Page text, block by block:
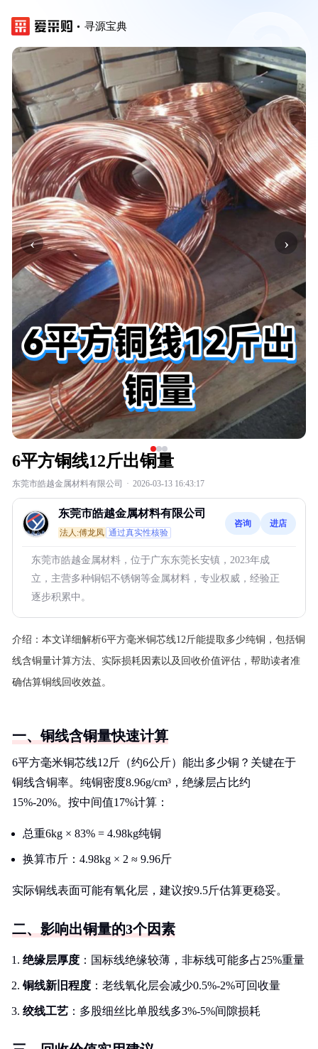
寻源宝典
‹ ›
6平方铜线12斤出铜量
东莞市皓越金属材料有限公司 · 2026-03-13 16:43:17
东莞市皓越金属材料有限公司
法人:傅龙凤 通过真实性核验
咨询 进店
东莞市皓越金属材料，位于广东东莞长安镇，2023年成
立，主营多种铜铝不锈钢等金属材料，专业权威，经验正
逐步积累中。
介绍： 本文详细解析6平方毫米铜芯线12斤能提取多少纯铜，包括铜
线含铜量计算方法、实际损耗因素以及回收价值评估，帮助读者准
确估算铜线回收效益。
一、铜线含铜量快速计算
6平方毫米铜芯线12斤（约6公斤）能出多少铜？关键在于
铜线含铜率。纯铜密度8.96g/cm³，绝缘层占比约
15%-20%。按中间值17%计算：
总重6kg × 83% = 4.98kg纯铜
换算市斤：4.98kg × 2 ≈ 9.96斤
实际铜线表面可能有氧化层，建议按9.5斤估算更稳妥。
二、影响出铜量的3个因素
绝缘层厚度 ：国标线绝缘较薄，非标线可能多占25%重量
铜线新旧程度 ：老线氧化层会减少0.5%-2%可回收量
绞线工艺 ：多股细丝比单股线多3%-5%间隙损耗